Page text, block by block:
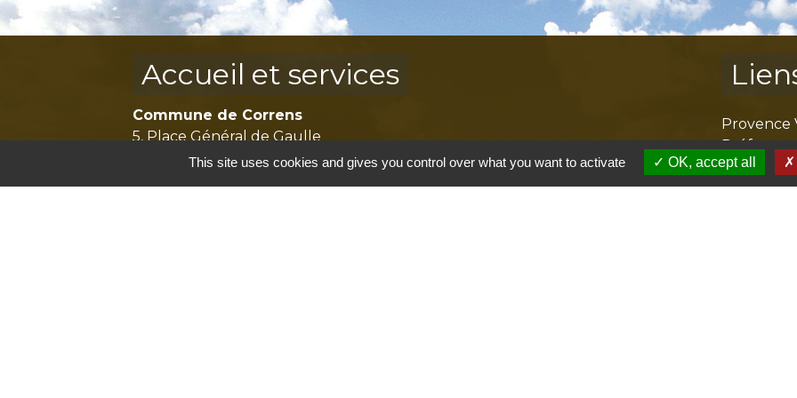
Accueil et services
Commune de Correns
5, Place Général de Gaulle
83570 Correns - FRANCE
Provence
Mission
This site uses cookies and gives you control over what you want to activate OK, accept all